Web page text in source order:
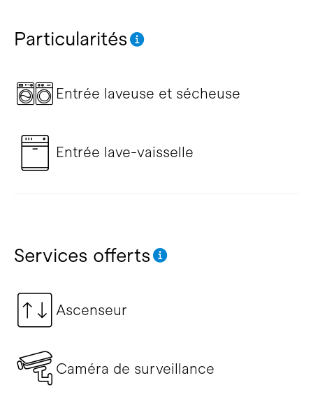
Particularités
Entrée laveuse et sécheuse
Entrée lave-vaisselle
Services offerts
Ascenseur
Caméra de surveillance